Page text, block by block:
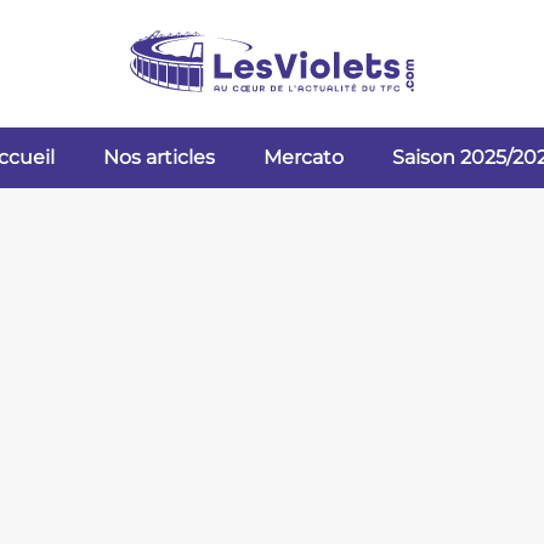
Nos articles Mercato Saison 2025/